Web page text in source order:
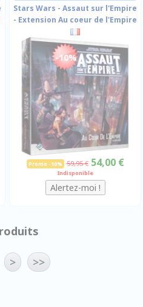
Stars Wars - Assaut sur l'Empire
- Extension Au coeur de l'Empire
-10%
Promo -10% 59,95 € 54,00 €
Indisponible
> >>